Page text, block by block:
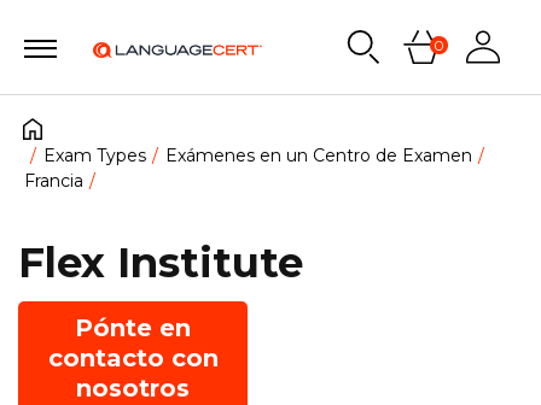
0
Exam Types
Exámenes en un Centro de Examen
Francia
Flex Institute
Pónte en
contacto con
nosotros